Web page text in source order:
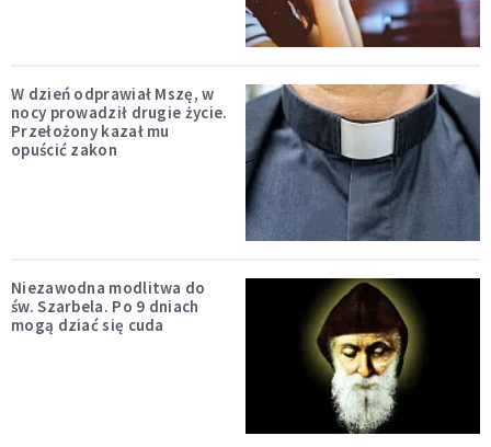
W dzień odprawiał Mszę, w
nocy prowadził drugie życie.
Przełożony kazał mu
opuścić zakon
Niezawodna modlitwa do
św. Szarbela. Po 9 dniach
mogą dziać się cuda